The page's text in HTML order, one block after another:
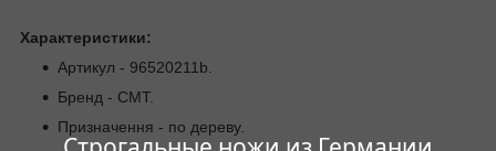
Характеристики:
Артикул - 96520211b.
Бренд - CMT.
Призначення - по дереву.